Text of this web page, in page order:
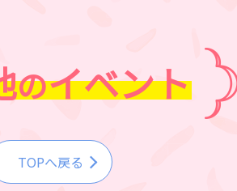
のイベント
TOPへ戻る